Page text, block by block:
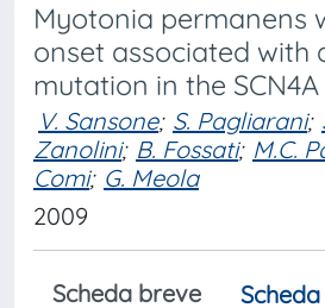
Myotonia permanens
onset associated with
mutation in the
V. Sansone; S. Pagliarani;
Zanolini; B. Fossati; M.C.
Comi; G. Meola
2009
Scheda breve